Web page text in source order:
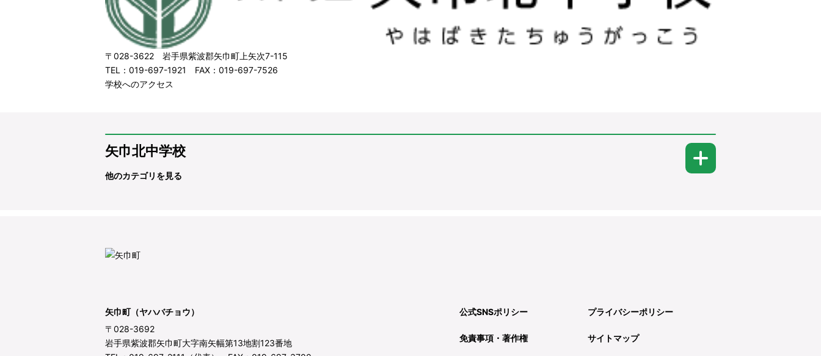
〒028-3622 岩手県紫波郡矢巾町上矢次7-115
TEL：019-697-1921 FAX：019-697-7526
学校へのアクセス
矢巾北中学校
他のカテゴリを見る
矢巾町（ヤハバチョウ）
〒028-3692
岩手県紫波郡矢巾町大字南矢幅第13地割123番地
公式SNSポリシー プライバシーポリシー
免責事項・著作権 サイトマップ